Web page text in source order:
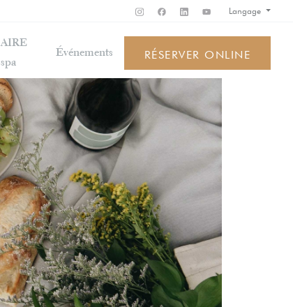
AIRE
spa
Événements RÉSERVER ONLINE